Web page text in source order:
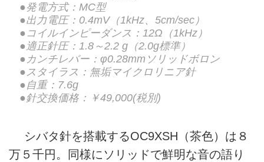
●発電方式：MC型
●出力電圧：0.4mV（1kHz、5cm/sec）
●コイルインピーダンス：12Ω（1kHz）
●適正針圧：1.8～2.2 g（2.0g標準）
●カンチレバー：φ0.28mmソリッドボロン
●スタイラス：無垢マイクロリニア針
●自重：7.6g
●針交換価格：￥49,000(税別)
シバタ針を搭載するOC9XSH（茶色）は８
万５千円。同様にソリッドで鮮明な音の語り